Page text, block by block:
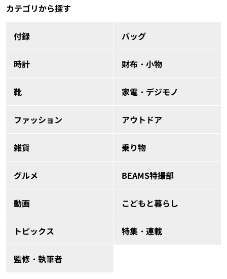
カテゴリから探す
付録 バッグ
時計 財布・小物
靴 家電・デジモノ
ファッション アウトドア
雑貨 乗り物
グルメ BEAMS特撮部
動画 こどもと暮らし
トピックス 特集・連載
監修・執筆者